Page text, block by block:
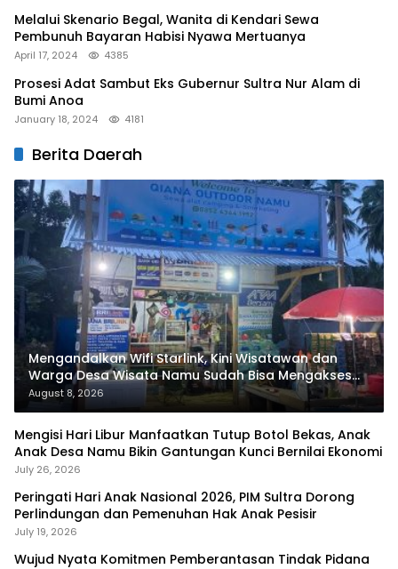
Melalui Skenario Begal, Wanita di Kendari Sewa
Pembunuh Bayaran Habisi Nyawa Mertuanya
April 17, 2024 4385
Prosesi Adat Sambut Eks Gubernur Sultra Nur Alam di
Bumi Anoa
January 18, 2024 4181
Berita Daerah
Mengandalkan Wifi Starlink, Kini Wisatawan dan
Warga Desa Wisata Namu Sudah Bisa Mengakses
Transaksi Digital
August 8, 2026
Mengisi Hari Libur Manfaatkan Tutup Botol Bekas, Anak
Anak Desa Namu Bikin Gantungan Kunci Bernilai Ekonomi
July 26, 2026
Peringati Hari Anak Nasional 2026, PIM Sultra Dorong
Perlindungan dan Pemenuhan Hak Anak Pesisir
July 19, 2026
Wujud Nyata Komitmen Pemberantasan Tindak Pidana